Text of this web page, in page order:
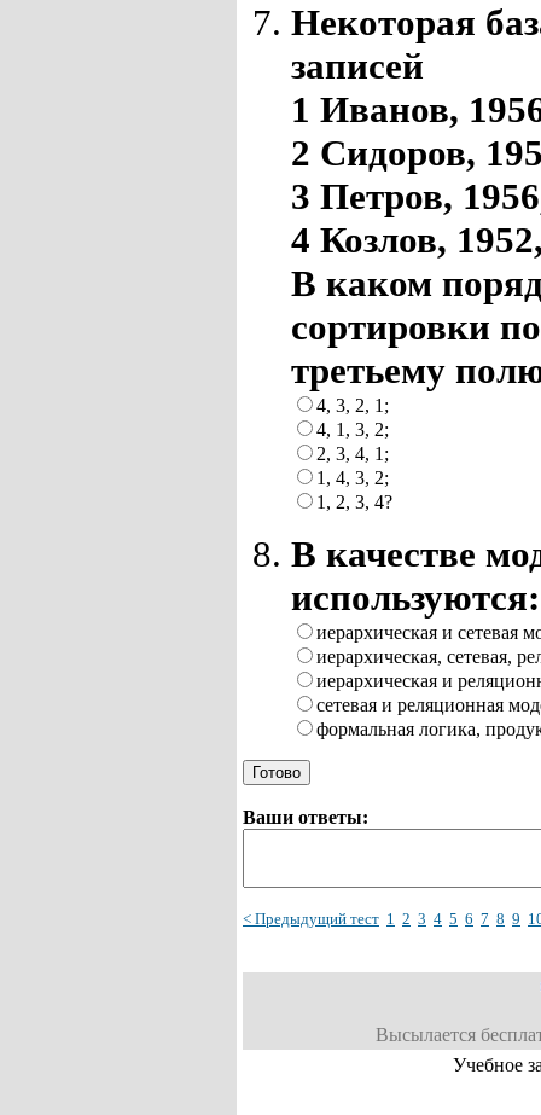
Некоторая
записей
1 Иванов,
2 Сидоров,
3 Петров,
4 Козлов,
В каком
сортировки
третьему
4, 3, 2, 1;
4, 1, 3, 2;
2, 3, 4, 1;
1, 4, 3, 2;
1, 2, 3, 4?
В качестве
используются:
иерархическая и сетевая
иерархическая, сетевая,
иерархическая и
сетевая и реляционная
формальная логика,
Ваши ответы:
< Предыдущий тест 1 2 3 4 5 6 7 8 9
Высылается
Учебное